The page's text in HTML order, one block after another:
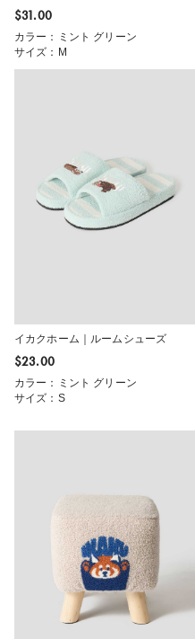
$‌31.00
カラー：ミント グリーン
サイズ：M
イカクホーム｜ルームシューズ
$‌23.00
カラー：ミント グリーン
サイズ：S